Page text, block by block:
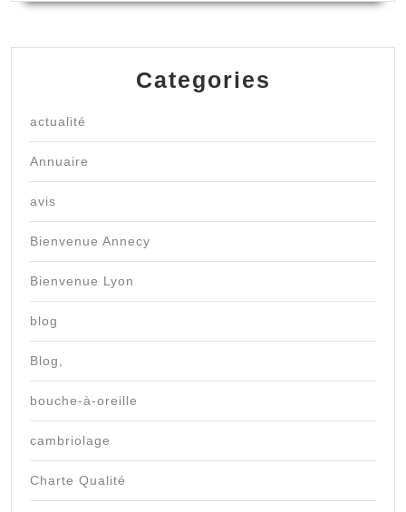
Categories
actualité
Annuaire
avis
Bienvenue Annecy
Bienvenue Lyon
blog
Blog,
bouche-à-oreille
cambriolage
Charte Qualité